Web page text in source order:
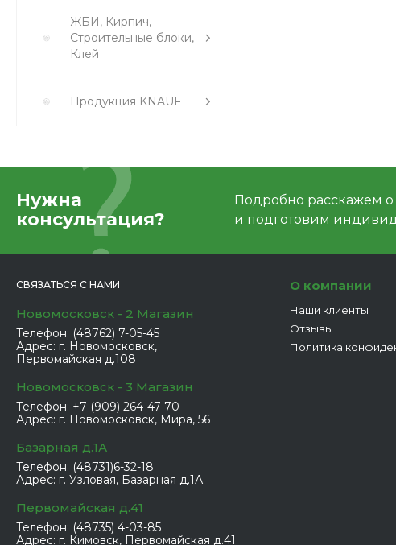
ЖБИ, Кирпич,
Строительные блоки,
Клей
Продукция KNAUF
Нужна
консультация?
Подробно расскажем о
и подготовим
СВЯЗАТЬСЯ С НАМИ
Новомосковск - 2 Магазин
Телефон: (48762) 7-05-45
Адрес: г. Новомосковск,
Первомайская д.108
Новомосковск - 3 Магазин
Телефон: +7 (909) 264-47-70
Адрес: г. Новомосковск, Мира, 56
Базарная д.1А
Телефон: (48731)6-32-18
Адрес: г. Узловая, Базарная д.1А
Первомайская д.41
Телефон: (48735) 4-03-85
Адрес: г. Кимовск, Первомайская д.41
О компании
Наши клиенты
Отзывы
Политика